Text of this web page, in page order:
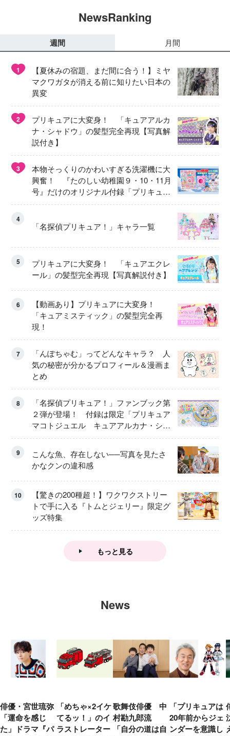
NewsRanking
週間 月間
1
【夏休みの宿題、まだ間に合う！】ミヤ
マクワガタが消える前に知りたい日本の
異変
2
プリキュアに大変身！ 「キュアアルカ
ナ・シャドウ」の髪型完全再現【写真解
説付き】
3
本物そっくりのかわいすぎる洗濯機に大
興奮！ 『たのしい幼稚園９・10・11月
号』だけのオリジナル付録「プリキュ
ア くるくるせんたくき」
4
「名探偵プリキュア！」キャラ一覧
5
プリキュアに大変身！ 「キュアエクレ
ール」の髪型完全再現【写真解説付き】
6
【動画あり】プリキュアに大変身！
「キュアミスティック」の髪型完全再
現！
7
「んぽちゃむ」ってどんなキャラ？ 人
気の秘密が分かるプロフィール＆漫画ま
とめ
8
「名探偵プリキュア！」ファンブック第
２弾が登場！ 付録は限定「プリキュア
マコトジュエル キュアアルカナ・シャ
ドウ アイスver.」 キュアエクレールを
9
こんな魚、存在しない──写真を見たさ
かなクンの違和感
10
【驚きの200種超！】ワクワクストリー
トで手に入る『トムとジェリー』限定グ
ッズ特集
もっと見る
News
俳優・宮世琉弥
「運命を感じ
た」ドラマ『パ
「めちゃ×2イケ
てるッ！」のイ
ラストレーター
歌舞伎俳優 中
村勘九郎流
「自分の道は自
「プリキュアは
20年前からジェ
ンダーを意識し